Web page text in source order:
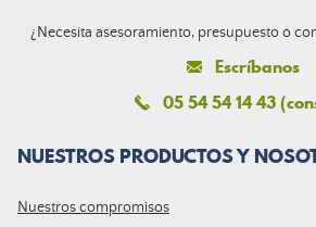
¿Necesita asesoramiento, presupuesto o
Escríbanos
05 54 54 14 43
NUESTROS PRODUCTOS Y
Nuestros compromisos